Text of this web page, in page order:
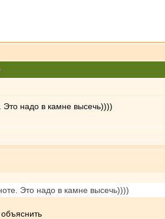
Это надо в камне высечь))))
Это надо в камне высечь))))